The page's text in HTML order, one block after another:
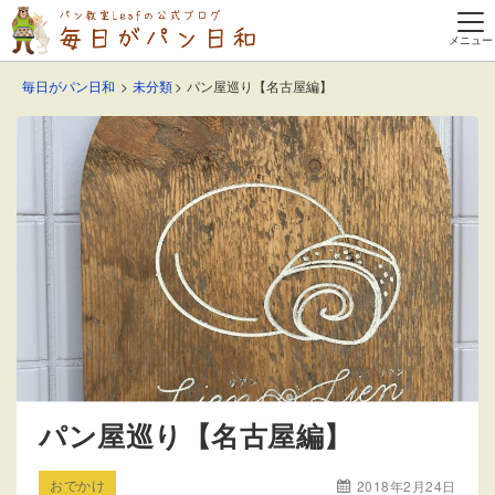
毎日がパン日和 未分類 パン屋巡り【名古屋編】
パン屋巡り【名古屋編】
おでかけ 2018年2月24日